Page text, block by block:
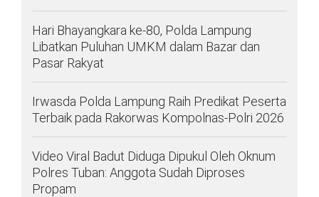
Hari Bhayangkara ke-80, Polda Lampung
Libatkan Puluhan UMKM dalam Bazar dan
Pasar Rakyat
Irwasda Polda Lampung Raih Predikat Peserta
Terbaik pada Rakorwas Kompolnas-Polri 2026
Video Viral Badut Diduga Dipukul Oleh Oknum
Polres Tuban: Anggota Sudah Diproses
Propam